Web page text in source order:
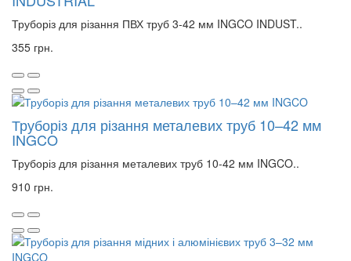
Труборіз для різання ПВХ труб 3-42 мм INGCO INDUST..
355 грн.
Труборіз для різання металевих труб 10–42 мм
INGCO
Труборіз для різання металевих труб 10-42 мм INGCO..
910 грн.